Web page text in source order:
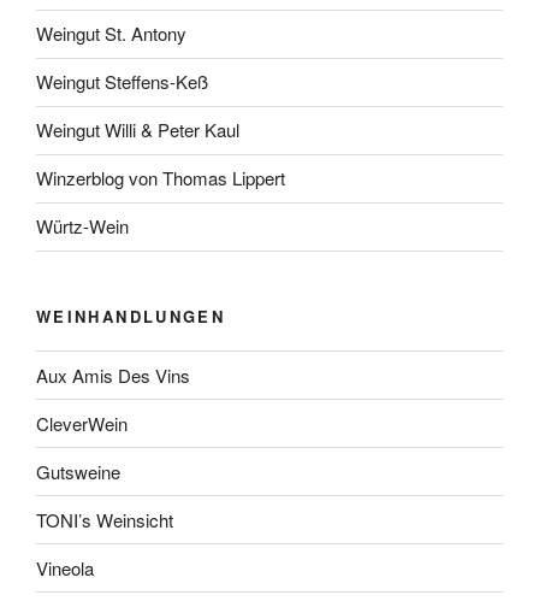
Weingut St. Antony
Weingut Steffens-Keß
Weingut Willi & Peter Kaul
Winzerblog von Thomas Lippert
Würtz-Wein
WEINHANDLUNGEN
Aux Amis Des Vins
CleverWein
Gutsweine
TONI’s Weinsicht
Vineola